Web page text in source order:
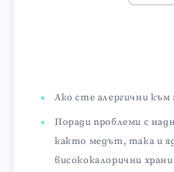
Ако сте алергични към
Поради проблеми с
както медът, така и
висококалорични